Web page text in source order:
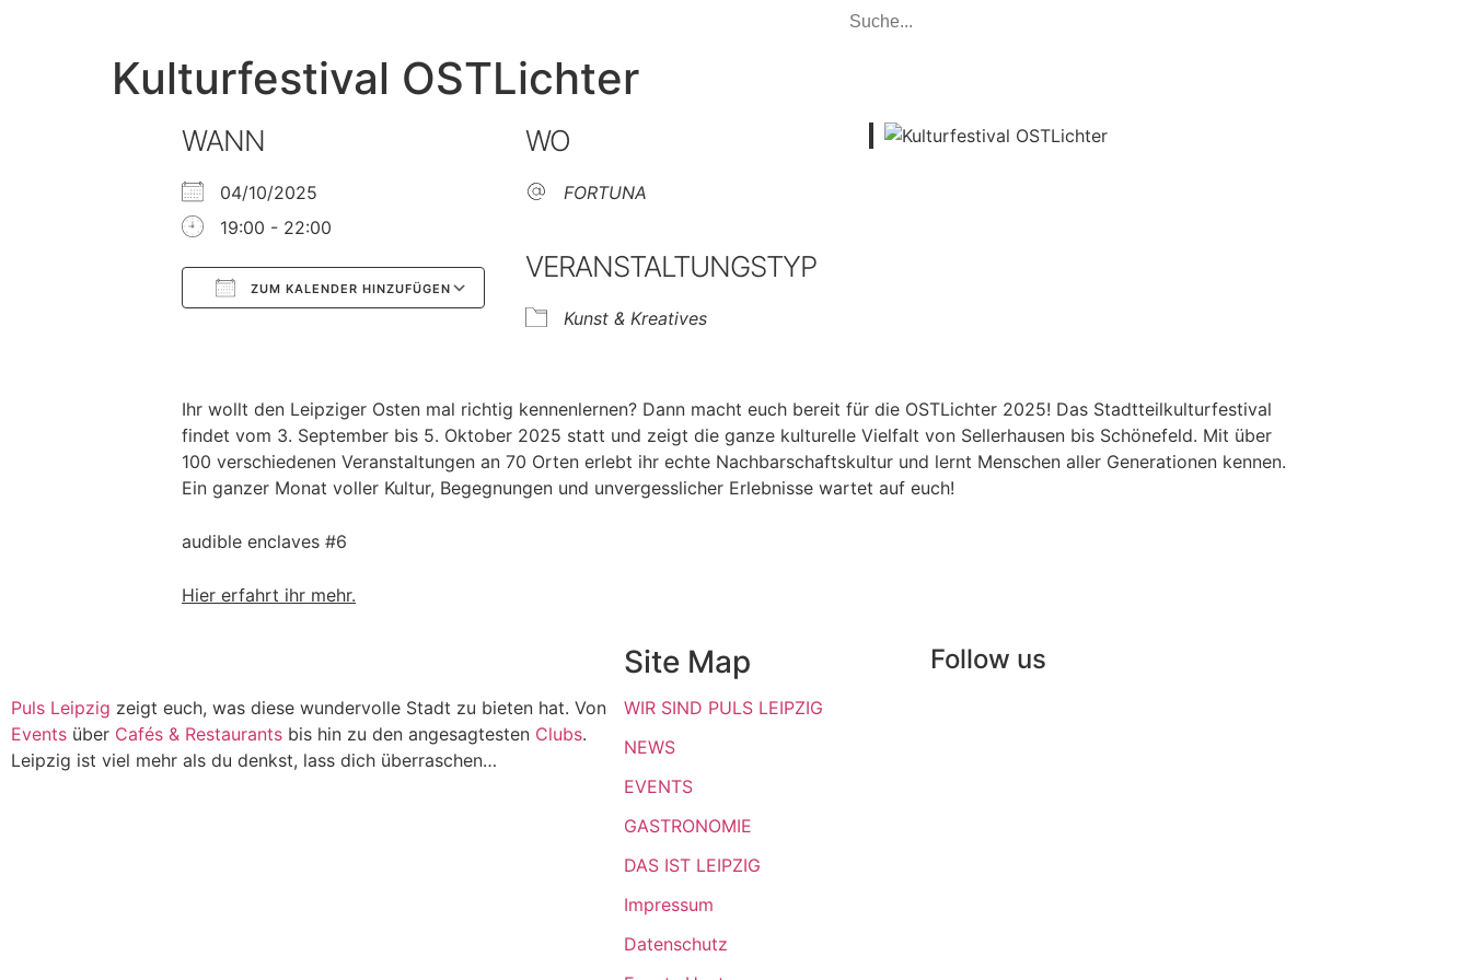
Kulturfestival OSTLichter
WANN
04/10/2025
19:00 - 22:00
ZUM KALENDER HINZUFÜGEN
WO
FORTUNA
VERANSTALTUNGSTYP
Kunst & Kreatives
Ihr wollt den Leipziger Osten mal richtig kennenlernen? Dann macht euch bereit für die OSTLichter 2025! Das Stadtteilkulturfestival
findet vom 3. September bis 5. Oktober 2025 statt und zeigt die ganze kulturelle Vielfalt von Sellerhausen bis Schönefeld. Mit über
100 verschiedenen Veranstaltungen an 70 Orten erlebt ihr echte Nachbarschaftskultur und lernt Menschen aller Generationen kennen.
Ein ganzer Monat voller Kultur, Begegnungen und unvergesslicher Erlebnisse wartet auf euch!
audible enclaves #6
Hier erfahrt ihr mehr.
Puls Leipzig zeigt euch, was diese wundervolle Stadt zu bieten hat. Von
Events über Cafés & Restaurants bis hin zu den angesagtesten Clubs.
Leipzig ist viel mehr als du denkst, lass dich überraschen…
Site Map
WIR SIND PULS LEIPZIG
NEWS
EVENTS
GASTRONOMIE
DAS IST LEIPZIG
Impressum
Datenschutz
Follow us